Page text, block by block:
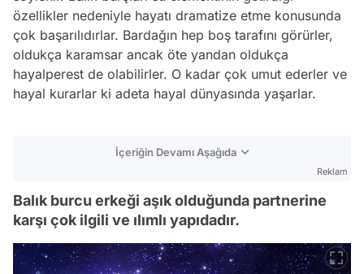
özellikler nedeniyle hayatı dramatize etme konusunda
çok başarılıdırlar. Bardağın hep boş tarafını görürler,
oldukça karamsar ancak öte yandan oldukça
hayalperest de olabilirler. O kadar çok umut ederler ve
hayal kurarlar ki adeta hayal dünyasında yaşarlar.
İçeriğin Devamı Aşağıda
Reklam
Balık burcu erkeği aşık olduğunda partnerine
karşı çok ilgili ve ılımlı yapıdadır.